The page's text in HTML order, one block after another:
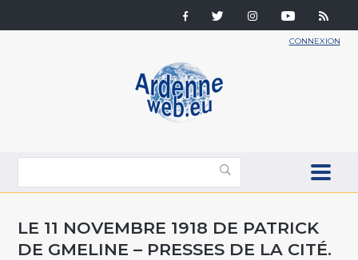
CONNEXION
LE 11 NOVEMBRE 1918 DE PATRICK
DE GMELINE – PRESSES DE LA CITÉ.